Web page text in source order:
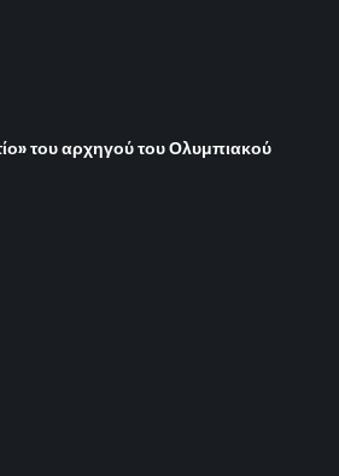
του αρχηγού του Ολυμπιακού